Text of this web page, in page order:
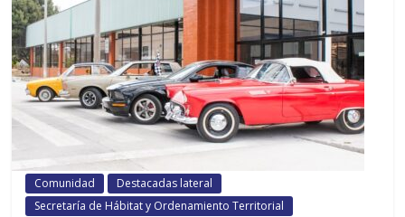
Comunidad
Destacadas lateral
Secretaría de Hábitat y Ordenamiento Territorial